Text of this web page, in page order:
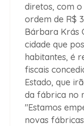
diretos, com
ordem de R$
Bárbara Krás
cidade que
habitantes, é
fiscais
Estado, que
da fábrica no
"Estamos
novas